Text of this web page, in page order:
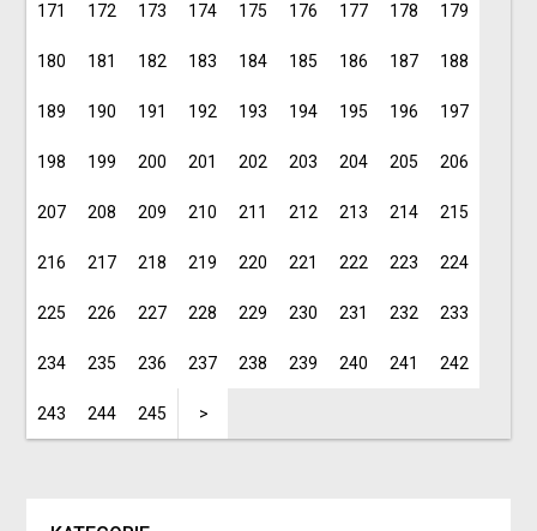
171 172 173 174 175 176 177 178 179
180 181 182 183 184 185 186 187 188
189 190 191 192 193 194 195 196 197
198 199 200 201 202 203 204 205 206
207 208 209 210 211 212 213 214 215
216 217 218 219 220 221 222 223 224
225 226 227 228 229 230 231 232 233
234 235 236 237 238 239 240 241 242
243 244 245 >